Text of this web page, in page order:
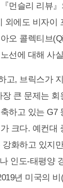
먼슬리 리뷰
외에도 비자
오 콜렉티브
선에 대해 사
고, 브릭스가
큰 문제는
하고 있는
크다. 예컨
화하고 있지
인도-태평양
년 미국의